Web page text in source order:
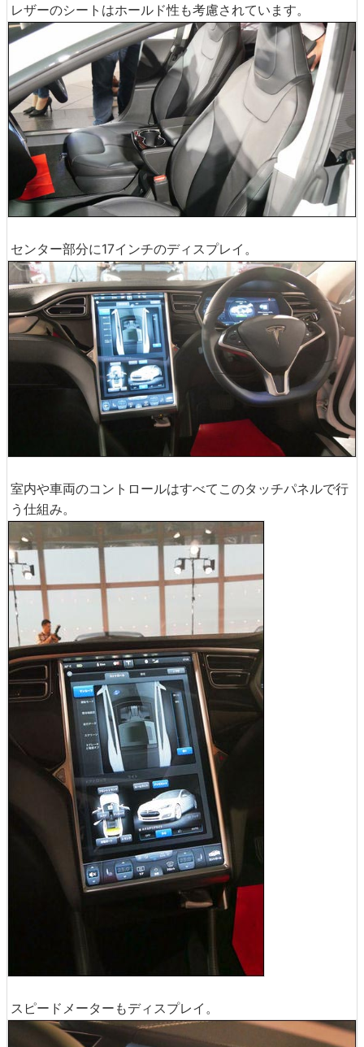
レザーのシートはホールド性も考慮されています。
センター部分に17インチのディスプレイ。
室内や車両のコントロールはすべてこのタッチパネルで行
う仕組み。
スピードメーターもディスプレイ。